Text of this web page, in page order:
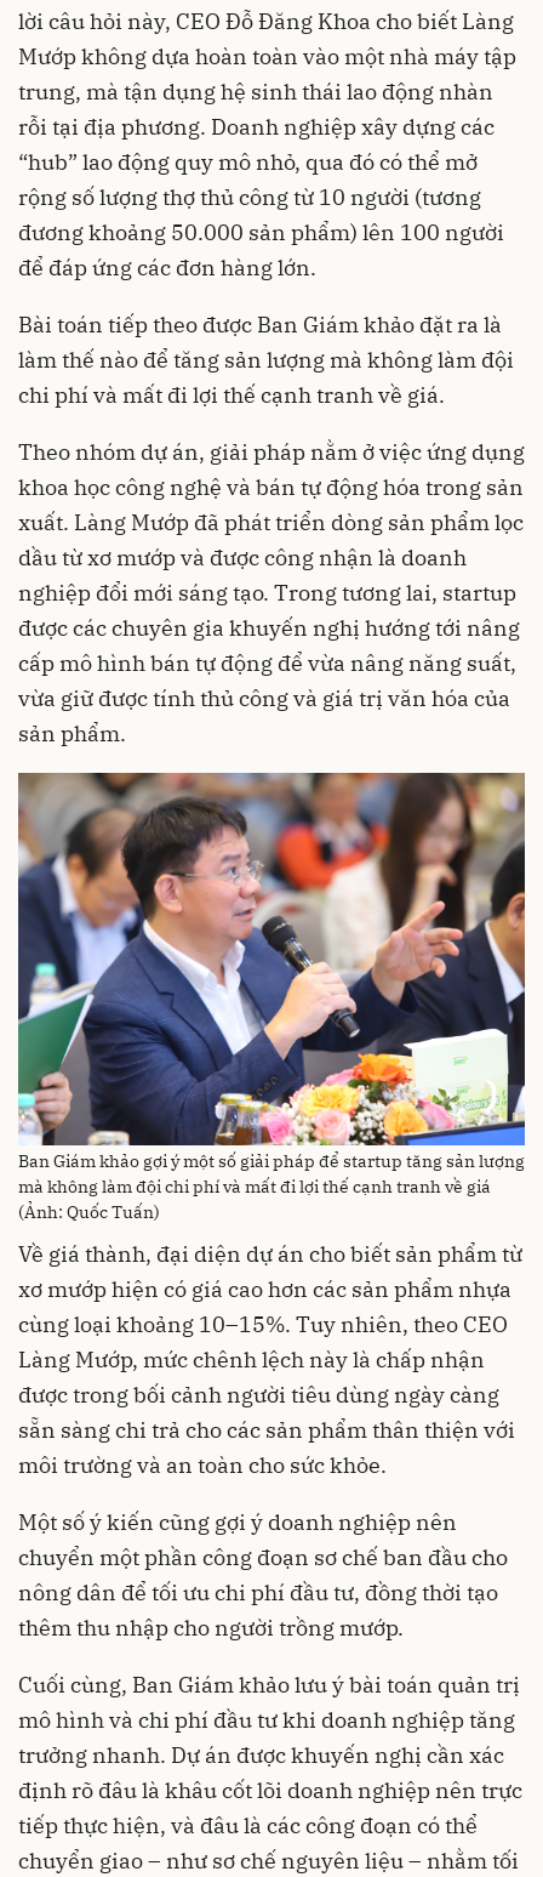
lời câu hỏi này, CEO Đỗ Đăng Khoa cho biết Làng
Mướp không dựa hoàn toàn vào một nhà máy tập
trung, mà tận dụng hệ sinh thái lao động nhàn
rỗi tại địa phương. Doanh nghiệp xây dựng các
“hub” lao động quy mô nhỏ, qua đó có thể mở
rộng số lượng thợ thủ công từ 10 người (tương
đương khoảng 50.000 sản phẩm) lên 100 người
để đáp ứng các đơn hàng lớn.
Bài toán tiếp theo được Ban Giám khảo đặt ra là
làm thế nào để tăng sản lượng mà không làm đội
chi phí và mất đi lợi thế cạnh tranh về giá.
Theo nhóm dự án, giải pháp nằm ở việc ứng dụng
khoa học công nghệ và bán tự động hóa trong sản
xuất. Làng Mướp đã phát triển dòng sản phẩm lọc
dầu từ xơ mướp và được công nhận là doanh
nghiệp đổi mới sáng tạo. Trong tương lai, startup
được các chuyên gia khuyến nghị hướng tới nâng
cấp mô hình bán tự động để vừa nâng năng suất,
vừa giữ được tính thủ công và giá trị văn hóa của
sản phẩm.
Ban Giám khảo gợi ý một số giải pháp để startup tăng sản lượng
mà không làm đội chi phí và mất đi lợi thế cạnh tranh về giá
(Ảnh: Quốc Tuấn)
Về giá thành, đại diện dự án cho biết sản phẩm từ
xơ mướp hiện có giá cao hơn các sản phẩm nhựa
cùng loại khoảng 10–15%. Tuy nhiên, theo CEO
Làng Mướp, mức chênh lệch này là chấp nhận
được trong bối cảnh người tiêu dùng ngày càng
sẵn sàng chi trả cho các sản phẩm thân thiện với
môi trường và an toàn cho sức khỏe.
Một số ý kiến cũng gợi ý doanh nghiệp nên
chuyển một phần công đoạn sơ chế ban đầu cho
nông dân để tối ưu chi phí đầu tư, đồng thời tạo
thêm thu nhập cho người trồng mướp.
Cuối cùng, Ban Giám khảo lưu ý bài toán quản trị
mô hình và chi phí đầu tư khi doanh nghiệp tăng
trưởng nhanh. Dự án được khuyến nghị cần xác
định rõ đâu là khâu cốt lõi doanh nghiệp nên trực
tiếp thực hiện, và đâu là các công đoạn có thể
chuyển giao – như sơ chế nguyên liệu – nhằm tối